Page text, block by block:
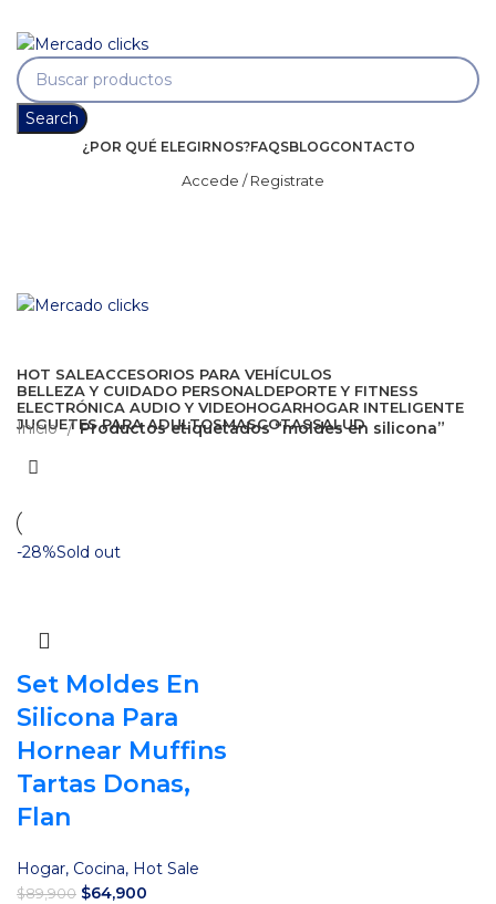
Search
¿POR QUÉ ELEGIRNOS?FAQSBLOGCONTACTO
Accede / Registrate
HOT SALEACCESORIOS PARA VEHÍCULOS
BELLEZA Y CUIDADO PERSONALDEPORTE Y FITNESS
ELECTRÓNICA AUDIO Y VIDEOHOGARHOGAR INTELIGENTE
JUGUETES PARA ADULTOSMASCOTASSALUD
Inicio Productos etiquetados “moldes en silicona”
-28%Sold out
Set Moldes En
Silicona Para
Hornear Muffins
Tartas Donas,
Flan
Hogar, Cocina, Hot Sale
$89,900 El
$64,900